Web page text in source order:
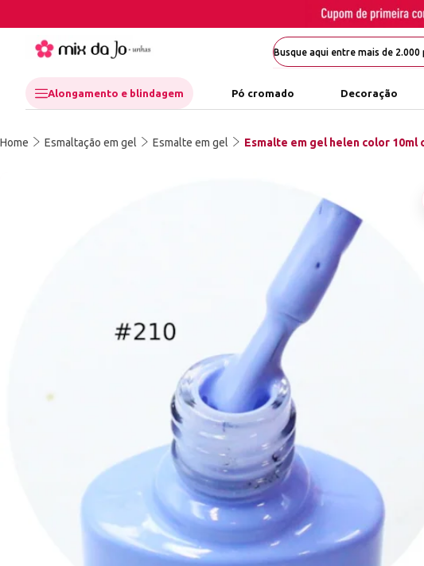
Alongamento e blindagem Pó cromado Decoração
Home Esmaltação em gel Esmalte em gel Esmalte em gel helen color 10ml